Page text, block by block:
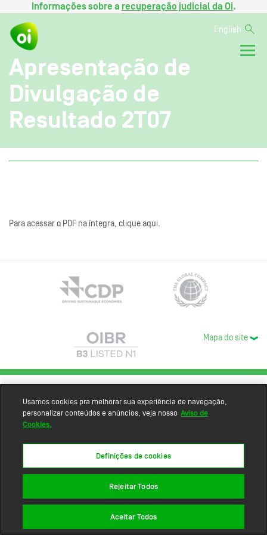
Informações sobre a recuperação judicial da Oi.
English
Apresentação de
Divulgação de
Resultado 2T07
Para acessar o PDF na íntegra, clique aqui.
Mapa do site
Usamos cookies pra melhorar sua experiência de navegação,
personalizar conteúdos e anúncios, veja nosso Aviso de
Cookies.
Definições de cookies
Rejeitar Todos
Aceitar Todos